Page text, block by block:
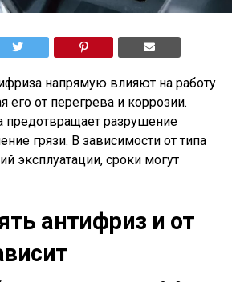
напрямую влияют на работу
его от перегрева и коррозии.
предотвращает разрушение
грязи. В зависимости от типа
эксплуатации, сроки могут
антифриз и от